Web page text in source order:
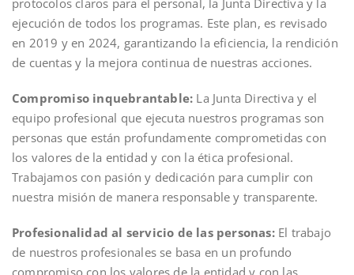
protocolos claros para el personal, la Junta Directiva y la
ejecución de todos los programas. Este plan, es revisado
en 2019 y en 2024, garantizando la eficiencia, la rendición
de cuentas y la mejora continua de nuestras acciones.
Compromiso inquebrantable: La Junta Directiva y el
equipo profesional que ejecuta nuestros programas son
personas que están profundamente comprometidas con
los valores de la entidad y con la ética profesional.
Trabajamos con pasión y dedicación para cumplir con
nuestra misión de manera responsable y transparente.
Profesionalidad al servicio de las personas: El trabajo
de nuestros profesionales se basa en un profundo
compromiso con los valores de la entidad y con las